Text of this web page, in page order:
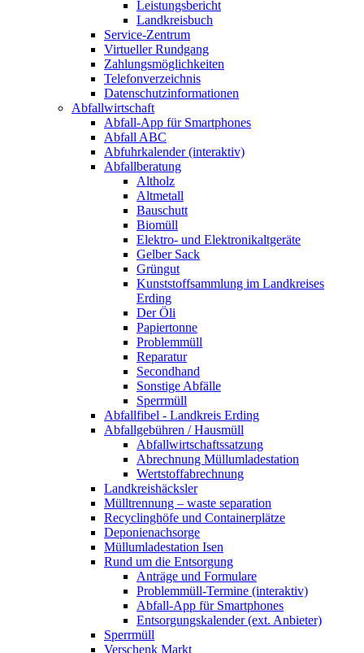
Leistungsbericht
Landkreisbuch
Service-Zentrum
Virtueller Rundgang
Zahlungsmöglichkeiten
Telefonverzeichnis
Datenschutzinformationen
Abfallwirtschaft
Abfall-App für Smartphones
Abfall ABC
Abfuhrkalender (interaktiv)
Abfallberatung
Altholz
Altmetall
Bauschutt
Biomüll
Elektro- und Elektronikaltgeräte
Gelber Sack
Grüngut
Kunststoffsammlung im Landkreises
Erding
Der Öli
Papiertonne
Problemmüll
Reparatur
Secondhand
Sonstige Abfälle
Sperrmüll
Abfallfibel - Landkreis Erding
Abfallgebühren / Hausmüll
Abfallwirtschaftssatzung
Abrechnung Müllumladestation
Wertstoffabrechnung
Landkreishäcksler
Mülltrennung – waste separation
Recyclinghöfe und Containerplätze
Deponienachsorge
Müllumladestation Isen
Rund um die Entsorgung
Anträge und Formulare
Problemmüll-Termine (interaktiv)
Abfall-App für Smartphones
Entsorgungskalender (ext. Anbieter)
Sperrmüll
Verschenk Markt